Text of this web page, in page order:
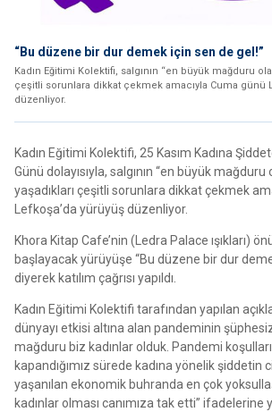
“Bu düzene bir dur demek için sen de gel!”
Kadın Eğitimi Kolektifi, salgının “en büyük mağduru
çeşitli sorunlara dikkat çekmek amacıyla Cuma günü
düzenliyor.
Kadın Eğitimi Kolektifi, 25 Kasım Kadına
Günü dolayısıyla, salgının “en büyük mağduru
yaşadıkları çeşitli sorunlara dikkat çekmek
Lefkoşa’da yürüyüş düzenliyor.
Khora Kitap Cafe’nin (Ledra Palace ışıkları)
başlayacak yürüyüşe “Bu düzene bir dur
diyerek katılım çağrısı yapıldı.
Kadın Eğitimi Kolektifi tarafından yapılan
dünyayı etkisi altına alan pandeminin
mağduru biz kadınlar olduk. Pandemi
kapandığımız sürede kadına yönelik şiddetin
yaşanılan ekonomik buhranda en çok
kadınlar olması canımıza tak etti” ifadelerine